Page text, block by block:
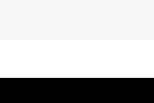
N/P 59600003 o